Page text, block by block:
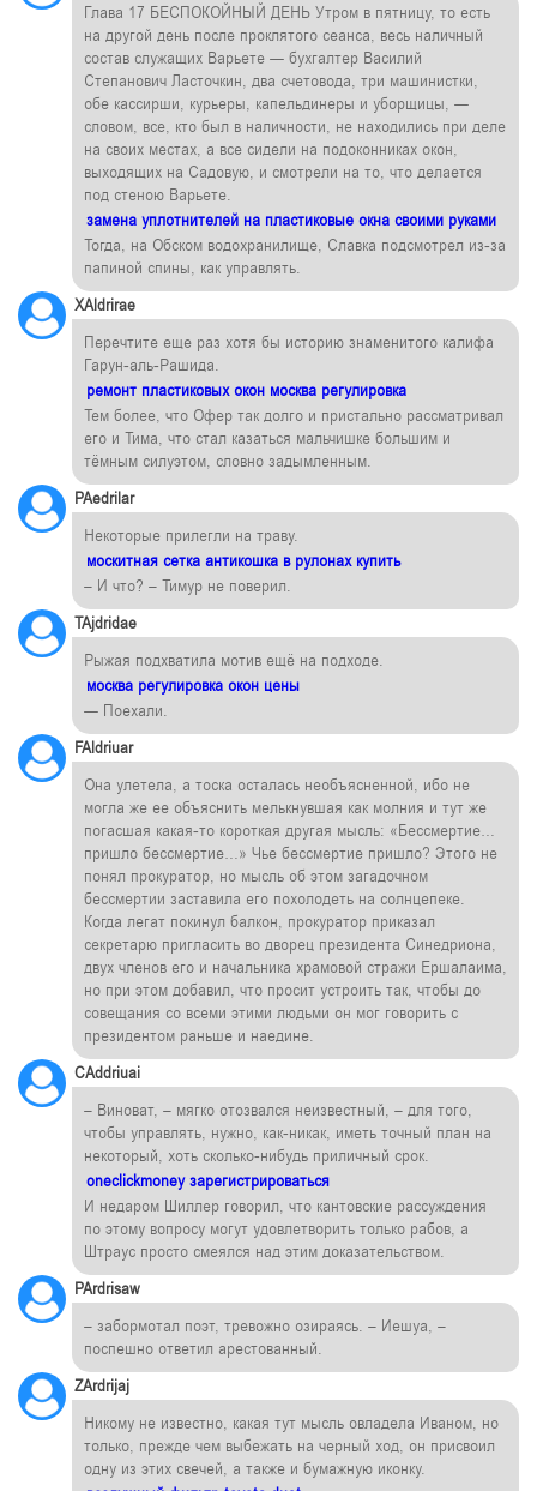
Глава 17 БЕСПОКОЙНЫЙ ДЕНЬ Утром в пятницу, то есть
на другой день после проклятого сеанса, весь наличный
состав служащих Варьете — бухгалтер Василий
Степанович Ласточкин, два счетовода, три машинистки,
обе кассирши, курьеры, капельдинеры и уборщицы, —
словом, все, кто был в наличности, не находились при деле
на своих местах, а все сидели на подоконниках окон,
выходящих на Садовую, и смотрели на то, что делается
под стеною Варьете.
замена уплотнителей на пластиковые окна своими руками
Тогда, на Обском водохранилище, Славка подсмотрел из-за
папиной спины, как управлять.
XAldrirae
Перечтите еще раз хотя бы историю знаменитого калифа
Гарун-аль-Рашида.
ремонт пластиковых окон москва регулировка
Тем более, что Офер так долго и пристально рассматривал
его и Тима, что стал казаться мальчишке большим и
тёмным силуэтом, словно задымленным.
PAedrilar
Некоторые прилегли на траву.
москитная сетка антикошка в рулонах купить
– И что? – Тимур не поверил.
TAjdridae
Рыжая подхватила мотив ещё на подходе.
москва регулировка окон цены
— Поехали.
FAldriuar
Она улетела, а тоска осталась необъясненной, ибо не
могла же ее объяснить мелькнувшая как молния и тут же
погасшая какая-то короткая другая мысль: «Бессмертие…
пришло бессмертие…» Чье бессмертие пришло? Этого не
понял прокуратор, но мысль об этом загадочном
бессмертии заставила его похолодеть на солнцепеке.
Когда легат покинул балкон, прокуратор приказал
секретарю пригласить во дворец президента Синедриона,
двух членов его и начальника храмовой стражи Ершалаима,
но при этом добавил, что просит устроить так, чтобы до
совещания со всеми этими людьми он мог говорить с
президентом раньше и наедине.
CAddriuai
– Виноват, – мягко отозвался неизвестный, – для того,
чтобы управлять, нужно, как-никак, иметь точный план на
некоторый, хоть сколько-нибудь приличный срок.
oneclickmoney зарегистрироваться
И недаром Шиллер говорил, что кантовские рассуждения
по этому вопросу могут удовлетворить только рабов, а
Штраус просто смеялся над этим доказательством.
PArdrisaw
– забормотал поэт, тревожно озираясь. – Иешуа, –
поспешно ответил арестованный.
ZArdrijaj
Никому не известно, какая тут мысль овладела Иваном, но
только, прежде чем выбежать на черный ход, он присвоил
одну из этих свечей, а также и бумажную иконку.